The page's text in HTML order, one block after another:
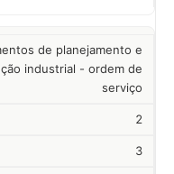
de planejamento e
industrial - ordem de
serviço
2
3